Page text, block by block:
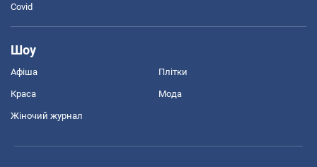
Covid
Шоу
Афіша Плітки
Краса Мода
Жіночий журнал